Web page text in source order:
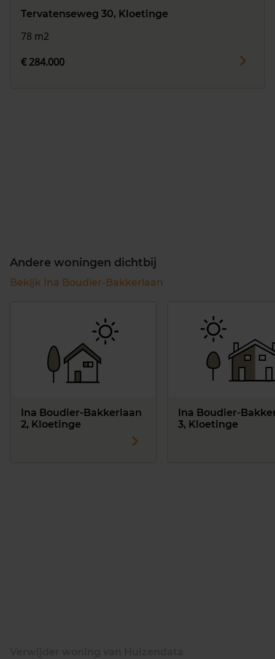
Tervatenseweg 30, Kloetinge
78 m2
€ 284.000
Andere woningen dichtbij
Bekijk Ina Boudier-Bakkerlaan
Ina Boudier-Bakkerlaan
2, Kloetinge
Ina Boudier-
3, Kloetinge